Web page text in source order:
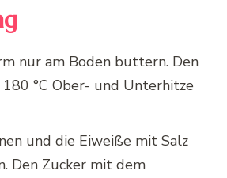
nur am Boden buttern. Den
180 °C Ober- und Unterhitze
und die Eiweiße mit Salz
Den Zucker mit dem